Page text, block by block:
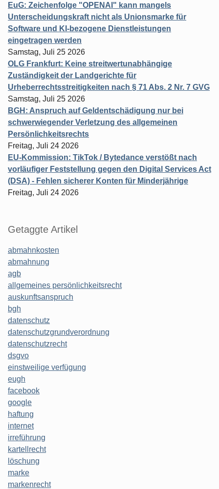
EuG: Zeichenfolge "OPENAI" kann mangels
Unterscheidungskraft nicht als Unionsmarke für
Software und KI-bezogene Dienstleistungen
eingetragen werden
Samstag, Juli 25 2026
OLG Frankfurt: Keine streitwertunabhängige
Zuständigkeit der Landgerichte für
Urheberrechtsstreitigkeiten nach § 71 Abs. 2 Nr. 7 GVG
Samstag, Juli 25 2026
BGH: Anspruch auf Geldentschädigung nur bei
schwerwiegender Verletzung des allgemeinen
Persönlichkeitsrechts
Freitag, Juli 24 2026
EU-Kommission: TikTok / Bytedance verstößt nach
vorläufiger Feststellung gegen den Digital Services Act
(DSA) - Fehlen sicherer Konten für Minderjährige
Freitag, Juli 24 2026
Getaggte Artikel
abmahnkosten
abmahnung
agb
allgemeines persönlichkeitsrecht
auskunftsanspruch
bgh
datenschutz
datenschutzgrundverordnung
datenschutzrecht
dsgvo
einstweilige verfügung
eugh
facebook
google
haftung
internet
irreführung
kartellrecht
löschung
marke
markenrecht